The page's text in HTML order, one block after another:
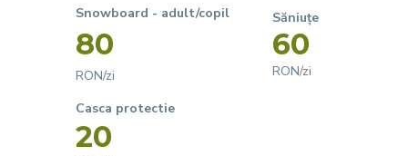
Snowboard - adult/copil
80
RON/zi
Săniuțe
60
RON/zi
Casca protectie
20